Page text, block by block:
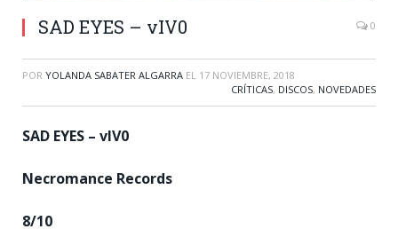
SAD EYES – vIV0 0
POR YOLANDA SABATER ALGARRA EL 17 NOVIEMBRE, 2018
CRÍTICAS, DISCOS, NOVEDADES
SAD EYES – vIV0
Necromance Records
8/10